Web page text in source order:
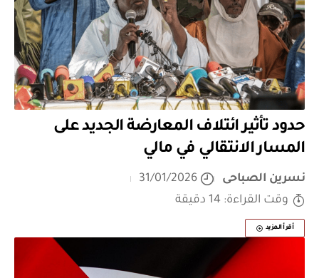
حدود تأثير ائتلاف المعارضة الجديد على
المسار الانتقالي في مالي
نسرين الصباحى
31/01/2026
وقت القراءة: 14 دقيقة
أقرأ المزيد